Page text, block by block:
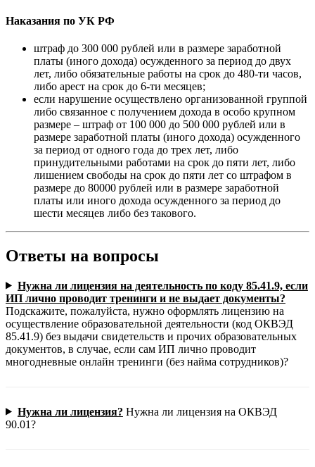
Наказания по УК РФ
штраф до 300 000 рублей или в размере заработной
платы (иного дохода) осужденного за период до двух
лет, либо обязательные работы на срок до 480-ти часов,
либо арест на срок до 6-ти месяцев;
если нарушение осуществлено организованной группой
либо связанное с получением дохода в особо крупном
размере – штраф от 100 000 до 500 000 рублей или в
размере заработной платы (иного дохода) осужденного
за период от одного года до трех лет, либо
принудительными работами на срок до пяти лет, либо
лишением свободы на срок до пяти лет со штрафом в
размере до 80000 рублей или в размере заработной
платы или иного дохода осужденного за период до
шести месяцев либо без такового.
Ответы на вопросы
Нужна ли лицензия на деятельность по коду 85.41.9, если
ИП лично проводит тренинги и не выдает документы?
Подскажите, пожалуйста, нужно оформлять лицензию на
осуществление образовательной деятельности (код ОКВЭД
85.41.9) без выдачи свидетельств и прочих образовательных
документов, в случае, если сам ИП лично проводит
многодневные онлайн тренинги (без найма сотрудников)?
Нужна ли лицензия? Нужна ли лицензия на ОКВЭД
90.01?